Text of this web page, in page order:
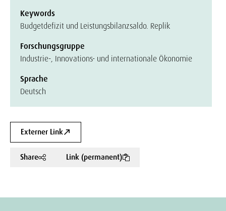
Keywords
Budgetdefizit und Leistungsbilanzsaldo. Replik
Forschungsgruppe
Industrie-, Innovations- und internationale Ökonomie
Sprache
Deutsch
Externer Link
Share Link (permanent)